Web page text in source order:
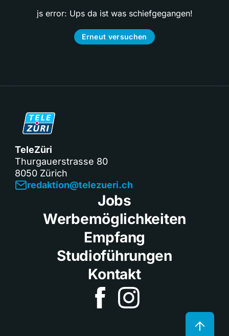
js error: Ups da ist was schiefgegangen!
Erneut versuchen
TeleZüri
Thurgauerstrasse 80
8050 Zürich
redaktion@telezueri.ch
Jobs
Werbemöglichkeiten
Empfang
Studioführungen
Kontakt